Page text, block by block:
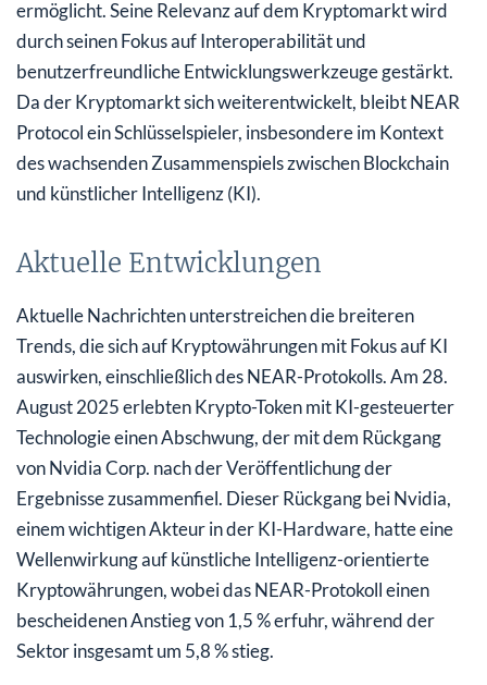
ermöglicht. Seine Relevanz auf dem Kryptomarkt wird
durch seinen Fokus auf Interoperabilität und
benutzerfreundliche Entwicklungswerkzeuge gestärkt.
Da der Kryptomarkt sich weiterentwickelt, bleibt NEAR
Protocol ein Schlüsselspieler, insbesondere im Kontext
des wachsenden Zusammenspiels zwischen Blockchain
und künstlicher Intelligenz (KI).
Aktuelle Entwicklungen
Aktuelle Nachrichten unterstreichen die breiteren
Trends, die sich auf Kryptowährungen mit Fokus auf KI
auswirken, einschließlich des NEAR-Protokolls. Am 28.
August 2025 erlebten Krypto-Token mit KI-gesteuerter
Technologie einen Abschwung, der mit dem Rückgang
von Nvidia Corp. nach der Veröffentlichung der
Ergebnisse zusammenfiel. Dieser Rückgang bei Nvidia,
einem wichtigen Akteur in der KI-Hardware, hatte eine
Wellenwirkung auf künstliche Intelligenz-orientierte
Kryptowährungen, wobei das NEAR-Protokoll einen
bescheidenen Anstieg von 1,5 % erfuhr, während der
Sektor insgesamt um 5,8 % stieg.